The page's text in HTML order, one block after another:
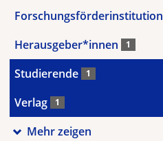
Forschungsförderinstitution
Herausgeber*innen 1
Studierende 1
Verlag 1
Mehr zeigen